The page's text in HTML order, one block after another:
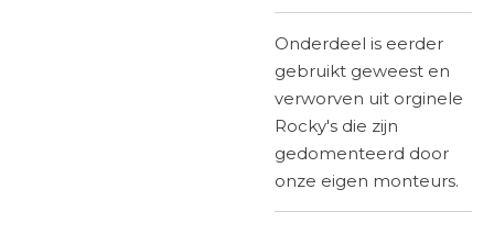
Onderdeel is eerder
gebruikt geweest en
verworven uit orginele
Rocky's die zijn
gedomenteerd door
onze eigen monteurs.